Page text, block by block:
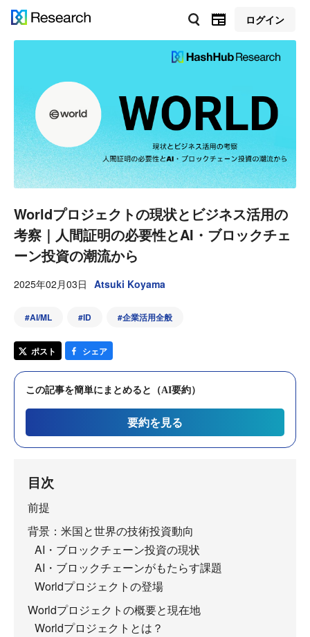
ログイン
Worldプロジェクトの現状とビジネス活用の
考察｜人間証明の必要性とAI・ブロックチェ
ーン投資の潮流から
2025年02月03日 Atsuki Koyama
#AI/ML #ID #企業活用全般
ポスト シェア
この記事を簡単にまとめると（AI要約）
要約を見る
目次
前提
背景：米国と世界の技術投資動向
AI・ブロックチェーン投資の現状
AI・ブロックチェーンがもたらす課題
Worldプロジェクトの登場
Worldプロジェクトの概要と現在地
Worldプロジェクトとは？